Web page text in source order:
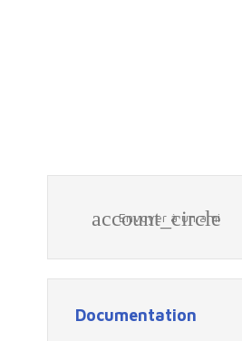
account_circle
Envoyer à un ami
Documentation